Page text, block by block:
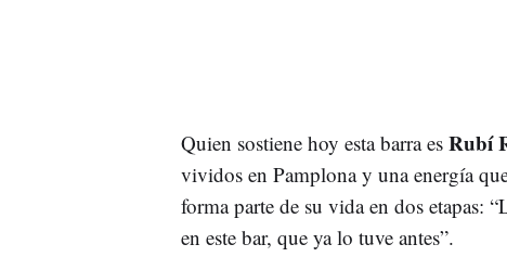
Quien sostiene hoy esta barra es Rubí
vividos en Pamplona y una energía
forma parte de su vida en dos etapas:
en este bar, que ya lo tuve antes”.